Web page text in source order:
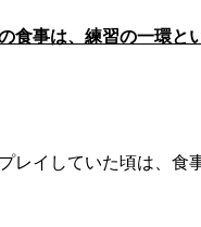
食事は、練習の一環と
レイしていた頃は、食